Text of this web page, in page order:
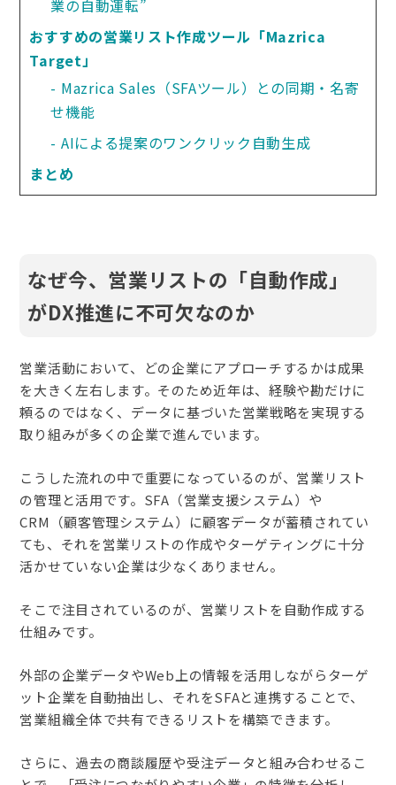
業の自動運転”
おすすめの営業リスト作成ツール「Mazrica
Target」
Mazrica Sales（SFAツール）との同期・名寄
せ機能
AIによる提案のワンクリック自動生成
まとめ
なぜ今、営業リストの「自動作成」
がDX推進に不可欠なのか
営業活動において、どの企業にアプローチするかは成果
を大きく左右します。そのため近年は、経験や勘だけに
頼るのではなく、データに基づいた営業戦略を実現する
取り組みが多くの企業で進んでいます。
こうした流れの中で重要になっているのが、営業リスト
の管理と活用です。SFA（営業支援システム）や
CRM（顧客管理システム）に顧客データが蓄積されてい
ても、それを営業リストの作成やターゲティングに十分
活かせていない企業は少なくありません。
そこで注目されているのが、営業リストを自動作成する
仕組みです。
外部の企業データやWeb上の情報を活用しながらターゲ
ット企業を自動抽出し、それをSFAと連携することで、
営業組織全体で共有できるリストを構築できます。
さらに、過去の商談履歴や受注データと組み合わせるこ